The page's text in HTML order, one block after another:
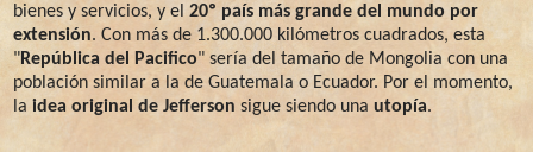
bienes y servicios, y el 20º país más grande del mundo por
extensión. Con más de 1.300.000 kilómetros cuadrados, esta
"República del Pacifico" sería del tamaño de Mongolia con una
población similar a la de Guatemala o Ecuador. Por el momento,
la idea original de Jefferson sigue siendo una utopía.